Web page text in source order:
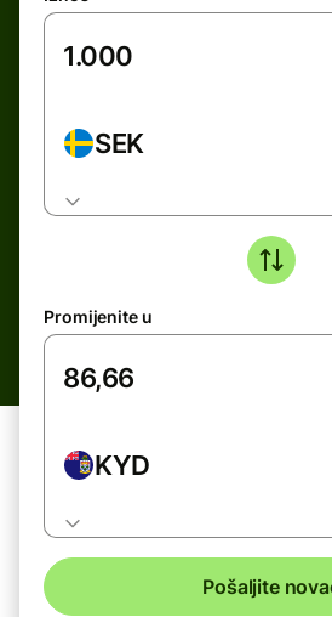
SEK
Promijenite u
KYD
Pošaljite